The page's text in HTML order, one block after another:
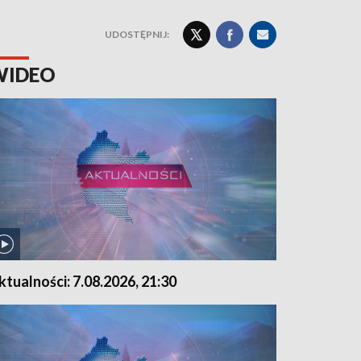
UDOSTĘPNIJ:
7.08.2026, 21:30